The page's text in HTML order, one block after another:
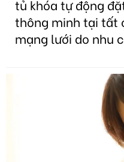
tủ khóa tự động
thông minh tại tất
mạng lưới do nhu